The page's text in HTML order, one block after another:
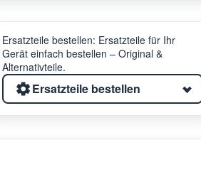
Ersatzteile bestellen: Ersatzteile für Ihr
Gerät einfach bestellen – Original &
Alternativteile.
Ersatzteile bestellen